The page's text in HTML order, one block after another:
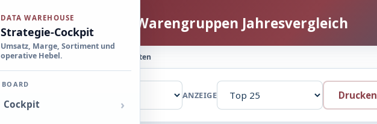
DATA WAREHOUSE
Strategie-Cockpit
Umsatz, Marge, Sortiment und
operative Hebel.
BOARD
Cockpit
Data Warehouse | Warengruppen Jahresvergleich
SHOWCASE Interaktive Beispieldaten
ANZEIGE Drucken